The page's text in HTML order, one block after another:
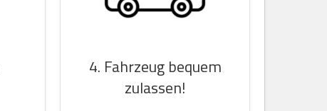
4. Fahrzeug bequem
zulassen!